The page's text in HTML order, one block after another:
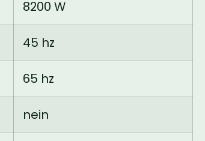
8200 W
45 hz
65 hz
nein